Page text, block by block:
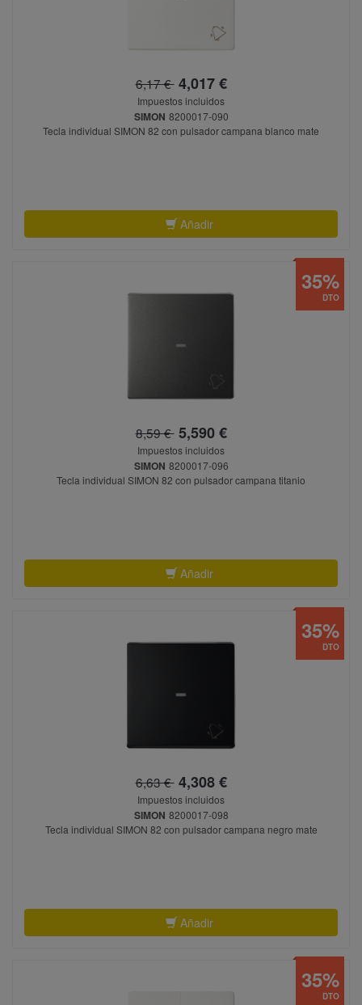
6,17 €4,017 €
Impuestos incluidos
SIMON 8200017-090
Tecla individual SIMON 82 con pulsador campana blanco mate
Añadir
8,59 €5,590 €
Impuestos incluidos
SIMON 8200017-096
Tecla individual SIMON 82 con pulsador campana titanio
Añadir
DTO
35%
6,63 €4,308 €
Impuestos incluidos
SIMON 8200017-098
Tecla individual SIMON 82 con pulsador campana negro mate
Añadir
DTO
35%
DTO
35%